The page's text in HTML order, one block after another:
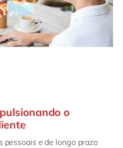
o
pessoais e de longo prazo